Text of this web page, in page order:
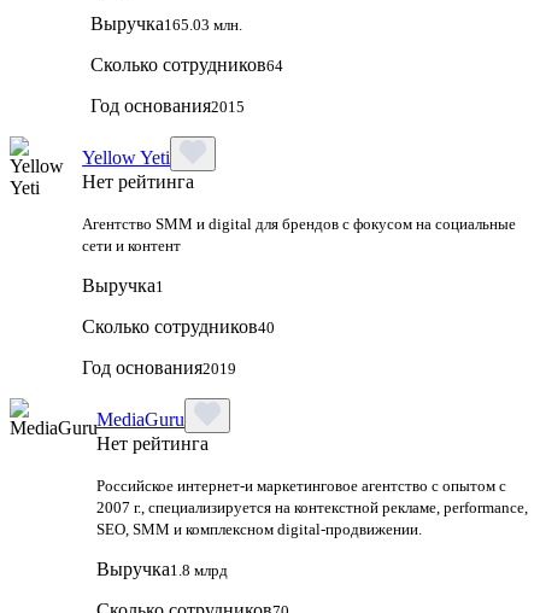
Выручка165.03 млн.
Сколько сотрудников64
Год основания2015
Yellow Yeti
Нет рейтинга
Агентство SMM и digital для брендов с фокусом на социальные
сети и контент
Выручка1
Сколько сотрудников40
Год основания2019
MediaGuru
Нет рейтинга
Российское интернет-и маркетинговое агентство с опытом с
2007 г., специализируется на контекстной рекламе, performance,
SEO, SMM и комплексном digital-продвижении.
Выручка1.8 млрд